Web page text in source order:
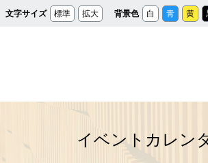
メ
イ
文字サイズ 標準 拡大 背景色 白 青 黄
秩父宮記念市
イベントカレン